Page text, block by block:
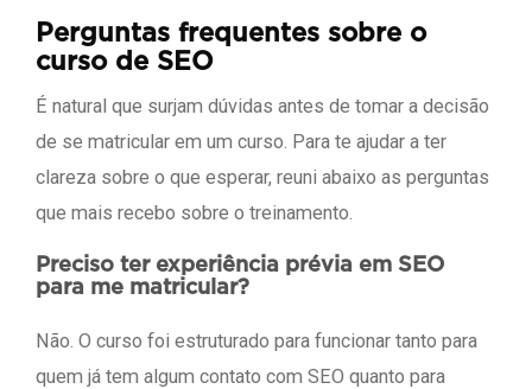
Perguntas frequentes sobre o
curso de SEO
É natural que surjam dúvidas antes de tomar a decisão
de se matricular em um curso. Para te ajudar a ter
clareza sobre o que esperar, reuni abaixo as perguntas
que mais recebo sobre o treinamento.
Preciso ter experiência prévia em SEO
para me matricular?
Não. O curso foi estruturado para funcionar tanto para
quem já tem algum contato com SEO quanto para